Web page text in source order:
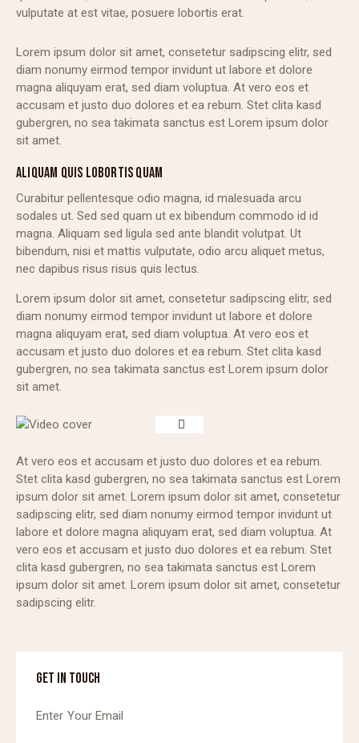
vulputate at est vitae, posuere lobortis erat.
Lorem ipsum dolor sit amet, consetetur sadipscing elitr, sed
diam nonumy eirmod tempor invidunt ut labore et dolore
magna aliquyam erat, sed diam voluptua. At vero eos et
accusam et justo duo dolores et ea rebum. Stet clita kasd
gubergren, no sea takimata sanctus est Lorem ipsum dolor
sit amet.
ALIQUAM QUIS LOBORTIS QUAM
Curabitur pellentesque odio magna, id malesuada arcu
sodales ut. Sed sed quam ut ex bibendum commodo id id
magna. Aliquam sed ligula sed ante blandit volutpat. Ut
bibendum, nisi et mattis vulputate, odio arcu aliquet metus,
nec dapibus risus risus quis lectus.
Lorem ipsum dolor sit amet, consetetur sadipscing elitr, sed
diam nonumy eirmod tempor invidunt ut labore et dolore
magna aliquyam erat, sed diam voluptua. At vero eos et
accusam et justo duo dolores et ea rebum. Stet clita kasd
gubergren, no sea takimata sanctus est Lorem ipsum dolor
sit amet.
At vero eos et accusam et justo duo dolores et ea rebum.
Stet clita kasd gubergren, no sea takimata sanctus est Lorem
ipsum dolor sit amet. Lorem ipsum dolor sit amet, consetetur
sadipscing elitr, sed diam nonumy eirmod tempor invidunt ut
labore et dolore magna aliquyam erat, sed diam voluptua. At
vero eos et accusam et justo duo dolores et ea rebum. Stet
clita kasd gubergren, no sea takimata sanctus est Lorem
ipsum dolor sit amet. Lorem ipsum dolor sit amet, consetetur
sadipscing elitr.
GET IN TOUCH